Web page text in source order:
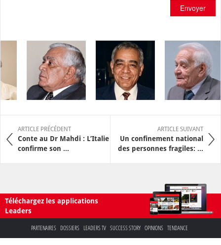
Envoyer
ARTICLE PRÉCÉDENT
Conte au Dr Mahdi : L’Italie
confirme son ...
ARTICLE SUIVANT
Un confinement national
des personnes fragiles: ...
Téléchargez les applications
Leaders
PARTENAIRES DOSSIERS LEADERS TV SUCCESS STORY OPINIONS TENDANCE